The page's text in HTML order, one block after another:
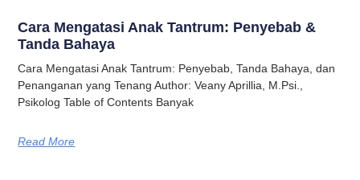
Cara Mengatasi Anak Tantrum: Penyebab &
Tanda Bahaya
Cara Mengatasi Anak Tantrum: Penyebab, Tanda Bahaya, dan
Penanganan yang Tenang Author: Veany Aprillia, M.Psi.,
Psikolog Table of Contents Banyak
Read More